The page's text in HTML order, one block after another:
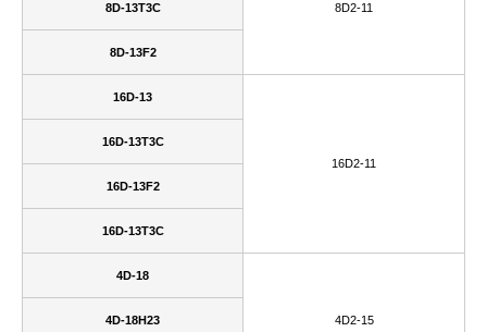
8D2-11
8D-13T3C
8D-13F2
16D-13
16D2-11
16D-13T3C
16D-13F2
16D-13T3C
4D-18
4D2-15
4D-18H23